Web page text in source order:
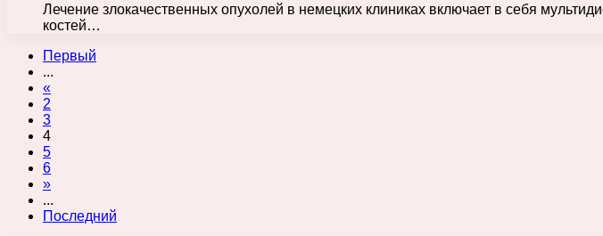
Лечение злокачественных опухолей в немецких клиниках включает в себя
костей…
Первый
...
«
2
3
4
5
6
»
...
Последний